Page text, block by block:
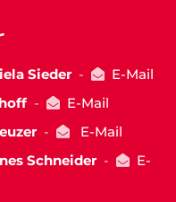
Sieder-
E-Mail
-
E-Mail
-
E-Mail
Schneider -
E-